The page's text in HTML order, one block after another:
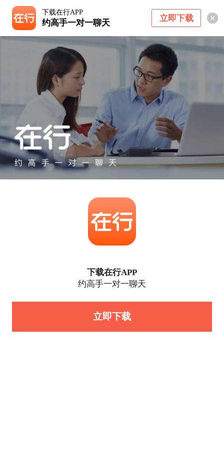
下载在行APP
约高手一对一聊天 立即下载
下载在行APP
约高手一对一聊天
立即下载